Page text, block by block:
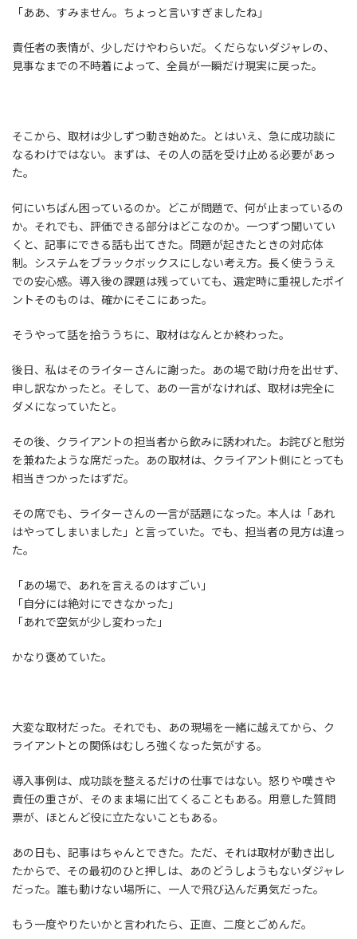
「ああ、すみません。ちょっと言いすぎましたね」
責任者の表情が、少しだけやわらいだ。くだらないダジャレの、
見事なまでの不時着によって、全員が一瞬だけ現実に戻った。
そこから、取材は少しずつ動き始めた。とはいえ、急に成功談に
なるわけではない。まずは、その人の話を受け止める必要があっ
た。
何にいちばん困っているのか。どこが問題で、何が止まっているの
か。それでも、評価できる部分はどこなのか。一つずつ聞いてい
くと、記事にできる話も出てきた。問題が起きたときの対応体
制。システムをブラックボックスにしない考え方。長く使ううえ
での安心感。導入後の課題は残っていても、選定時に重視したポイ
ントそのものは、確かにそこにあった。
そうやって話を拾ううちに、取材はなんとか終わった。
後日、私はそのライターさんに謝った。あの場で助け舟を出せず、
申し訳なかったと。そして、あの一言がなければ、取材は完全に
ダメになっていたと。
その後、クライアントの担当者から飲みに誘われた。お詫びと慰労
を兼ねたような席だった。あの取材は、クライアント側にとっても
相当きつかったはずだ。
その席でも、ライターさんの一言が話題になった。本人は「あれ
はやってしまいました」と言っていた。でも、担当者の見方は違っ
た。
「あの場で、あれを言えるのはすごい」
「自分には絶対にできなかった」
「あれで空気が少し変わった」
かなり褒めていた。
大変な取材だった。それでも、あの現場を一緒に越えてから、ク
ライアントとの関係はむしろ強くなった気がする。
導入事例は、成功談を整えるだけの仕事ではない。怒りや嘆きや
責任の重さが、そのまま場に出てくることもある。用意した質問
票が、ほとんど役に立たないこともある。
あの日も、記事はちゃんとできた。ただ、それは取材が動き出し
たからで、その最初のひと押しは、あのどうしようもないダジャレ
だった。誰も動けない場所に、一人で飛び込んだ勇気だった。
もう一度やりたいかと言われたら、正直、二度とごめんだ。